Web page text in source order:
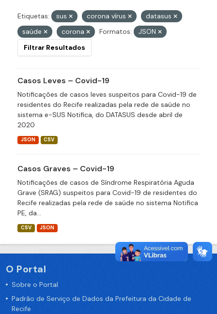
Etiquetas: sus corona vírus
datasus
saúde
corona Formatos:
JSON
Filtrar Resultados
Casos Leves – Covid-19
Notificações de casos leves suspeitos para Covid-19 de
residentes do Recife realizadas pela rede de saúde no
sistema e-SUS Notifica, do DATASUS desde abril de
2020
JSON CSV
Casos Graves – Covid-19
Notificações de casos de Síndrome Respiratória Aguda
Grave (SRAG) suspeitos para Covid-19 de residentes do
Recife realizadas pela rede de saúde no sistema Notifica
PE, da...
CSV JSON
O Portal
Sobre o Portal
Padrão de Serviço de Dados da Prefeitura da Cidade de
Recife